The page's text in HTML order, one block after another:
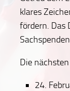
klares
fördern. Das
Die
24.